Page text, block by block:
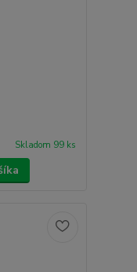
Skladom 99 ks